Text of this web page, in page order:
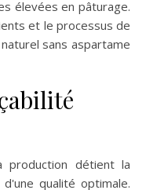
élevées en pâturage.
et le processus de
sans aspartame
production détient la
qualité optimale.